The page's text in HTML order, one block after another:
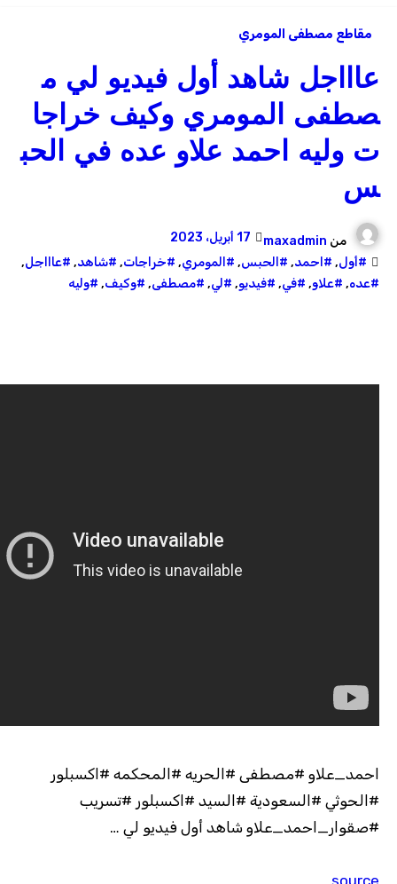
مقاطع مصطفى المومري
عاااجل شاهد أول فيديو لي م
صطفى المومري وكيف خراجا
ت وليه احمد علاو عده في الحب
س
من maxadmin
17 أبريل، 2023
#أول, #احمد, #الحبس, #المومري, #خراجات, #شاهد, #عاااجل,
#عده, #علاو, #في, #فيديو, #لي, #مصطفى, #وكيف, #وليه
احمد_علاو #مصطفى #الحريه #المحكمه #اكسبلور
#الحوثي #السعودية #السيد #اكسبلور #تسريب
#صقوار_احمد_علاو شاهد أول فيديو لي …